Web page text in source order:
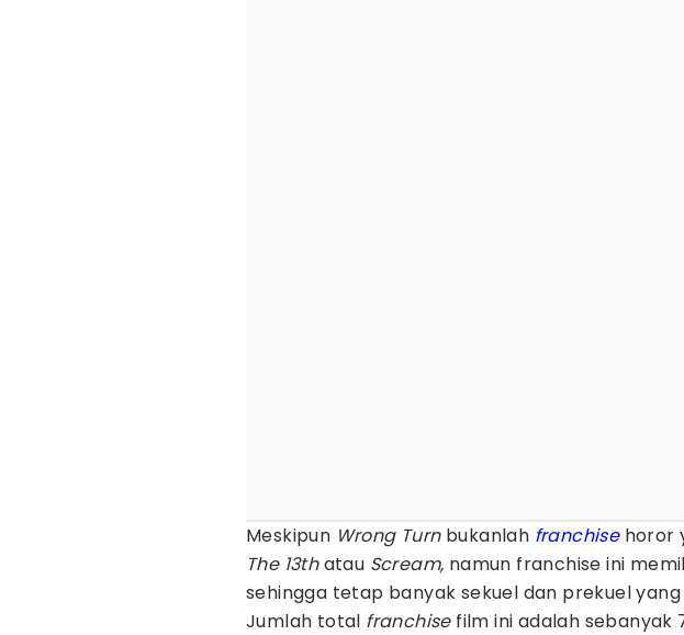
Meskipun Wrong Turnbukanlah franchisehoror
The 13thatau Scream, namun franchise ini
sehingga tetap banyak sekuel dan prekuel
Jumlah total franchisefilm ini adalah sebanyak